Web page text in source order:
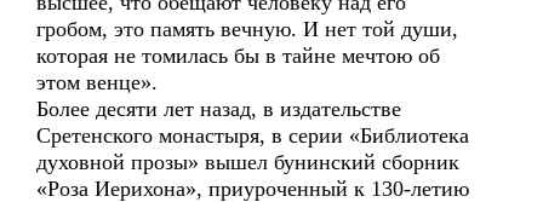
гробом, это память вечную. И нет той души,
которая не томилась бы в тайне мечтою об
этом венце».
Более десяти лет назад, в издательстве
Сретенского монастыря, в серии «Библиотека
духовной прозы» вышел бунинский сборник
«Роза Иерихона», приуроченный к 130-летию